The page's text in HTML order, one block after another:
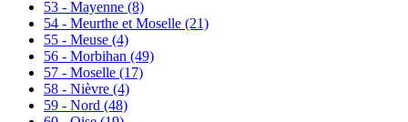
53 - Mayenne (8)
54 - Meurthe et Moselle (21)
55 - Meuse (4)
56 - Morbihan (49)
57 - Moselle (17)
58 - Nièvre (4)
59 - Nord (48)